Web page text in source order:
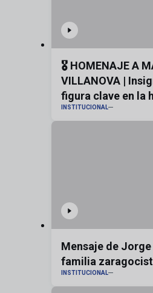
🎖️ HOMENAJE A
VILLANOVA |
figura clave en la
Zaragoza
INSTITUCIONAL
Mensaje de
familia
INSTITUCIONAL